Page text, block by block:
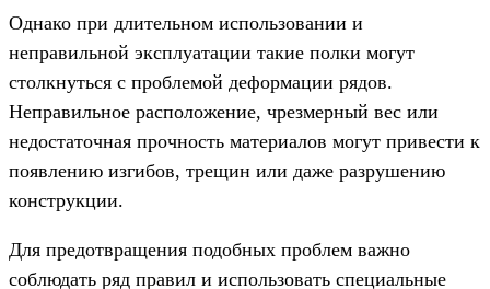
Однако при длительном использовании и
неправильной эксплуатации такие полки могут
столкнуться с проблемой деформации рядов.
Неправильное расположение, чрезмерный вес или
недостаточная прочность материалов могут привести к
появлению изгибов, трещин или даже разрушению
конструкции.
Для предотвращения подобных проблем важно
соблюдать ряд правил и использовать специальные